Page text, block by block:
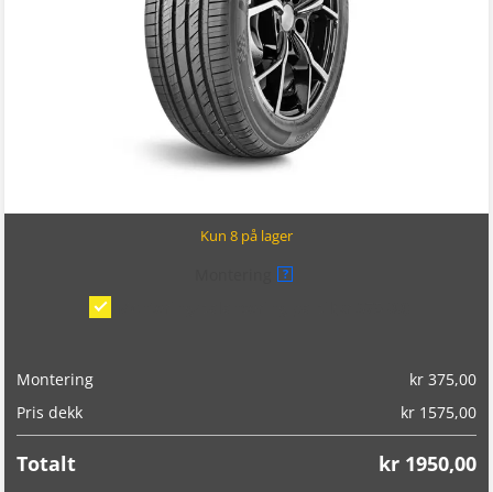
Kun 8 på lager
?
Montering kr375,00
Pris dekk
kr1575,00
Totalt kr1950,00